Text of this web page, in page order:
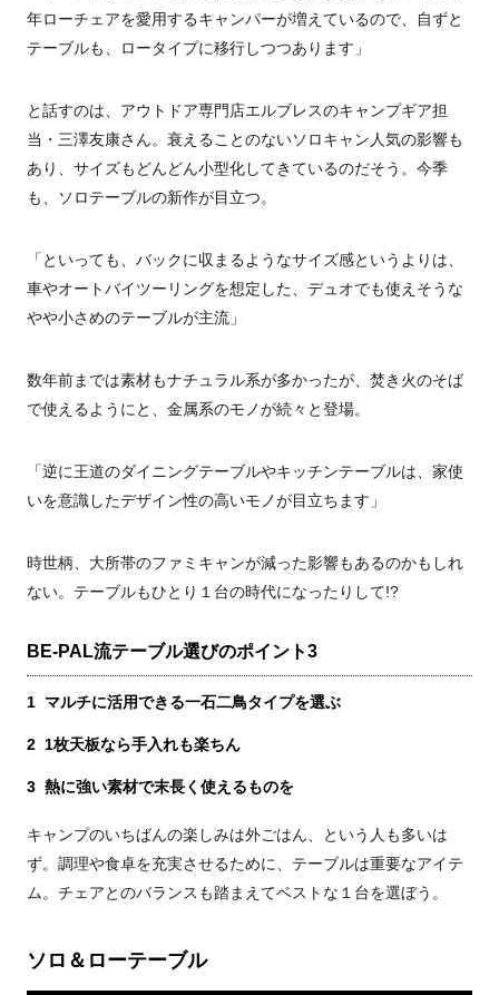
年ローチェアを愛用するキャンパーが増えているので、自ずと
テーブルも、ロータイプに移行しつつあります」
と話すのは、アウトドア専門店エルブレスのキャンプギア担
当・三澤友康さん。衰えることのないソロキャン人気の影響も
あり、サイズもどんどん小型化してきているのだそう。今季
も、ソロテーブルの新作が目立つ。
「といっても、バックに収まるようなサイズ感というよりは、
車やオートバイツーリングを想定した、デュオでも使えそうな
やや小さめのテーブルが主流」
数年前までは素材もナチュラル系が多かったが、焚き火のそば
で使えるようにと、金属系のモノが続々と登場。
「逆に王道のダイニングテーブルやキッチンテーブルは、家使
いを意識したデザイン性の高いモノが目立ちます」
時世柄、大所帯のファミキャンが減った影響もあるのかもしれ
ない。テーブルもひとり１台の時代になったりして!?
BE-PAL流テーブル選びのポイント3
1 マルチに活用できる一石二鳥タイプを選ぶ
2 1枚天板なら手入れも楽ちん
3 熱に強い素材で末長く使えるものを
キャンプのいちばんの楽しみは外ごはん、という人も多いは
ず。調理や食卓を充実させるために、テーブルは重要なアイテ
ム。チェアとのバランスも踏まえてベストな１台を選ぼう。
ソロ＆ローテーブル